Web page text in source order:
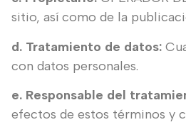
sitio, así como de la
d. Tratamiento de datos:
con datos personales.
e. Responsable del
efectos de estos términos y